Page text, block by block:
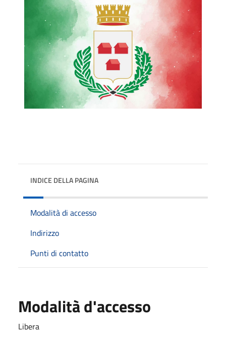
INDICE DELLA PAGINA
Modalità di accesso
Indirizzo
Punti di contatto
Modalità d'accesso
Libera